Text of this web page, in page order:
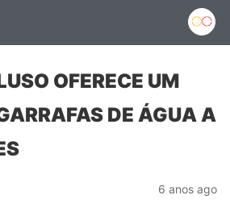
OFERECE UM
DE ÁGUA A
6 anos ago